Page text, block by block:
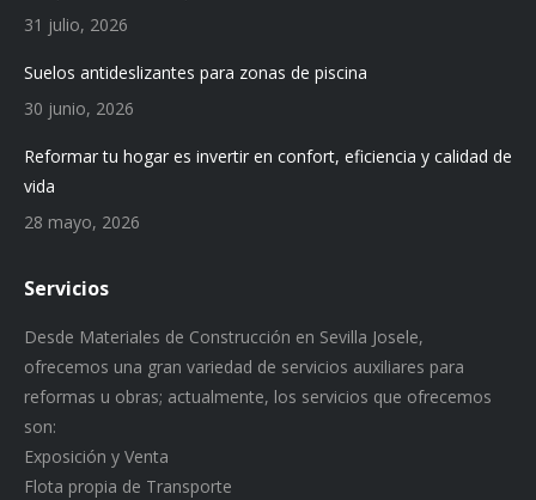
31 julio, 2026
Suelos antideslizantes para zonas de piscina
30 junio, 2026
Reformar tu hogar es invertir en confort, eficiencia y calidad de
vida
28 mayo, 2026
Servicios
Desde Materiales de Construcción en Sevilla Josele,
ofrecemos una gran variedad de servicios auxiliares para
reformas u obras; actualmente, los servicios que ofrecemos
son:
Exposición y Venta
Flota propia de Transporte